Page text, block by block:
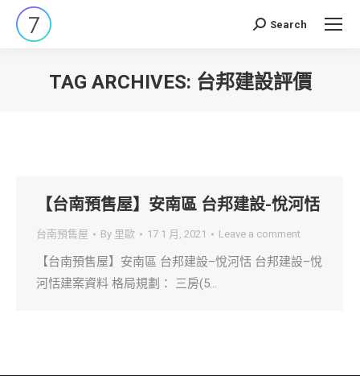
Search:
Search
TAG ARCHIVES: 台邦建設評價
【台南預售屋】安南區 台邦建設-悅河恬
台南預售屋 By 里歐 17 1 月, 2021 Leave a comment
【台南預售屋】安南區 台邦建設–悅河恬 台邦建設–悅
河恬建案資料 格局規劃： 三房(5…